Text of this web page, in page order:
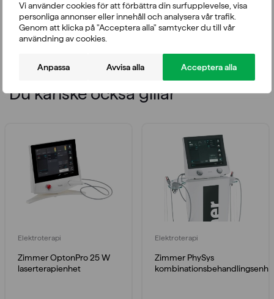
Vi använder cookies för att förbättra din surfupplevelse, visa
personliga annonser eller innehåll och analysera vår trafik.
Genom att klicka på "Acceptera alla" samtycker du till vår
användning av cookies.
Anpassa Avvisa alla Acceptera alla
Skonsam metod för behandling av kronisk smärta
Tillval:enShock Cart-tillbehörsvagn och 3-stegs fotpedal.
Du kanske också gillar
Elektroterapi
Zimmer OptonPro 25 W
laserterapienhet
Elektroterapi
Zimmer PhySys